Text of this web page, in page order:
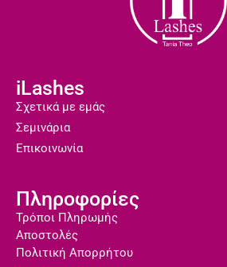
iLashes
Σχετικά με εμάς
Σεμινάρια
Επικοινωνία
Πληροφορίες
Τρόποι Πληρωμής
Αποστολές
Πολιτική Απορρήτου